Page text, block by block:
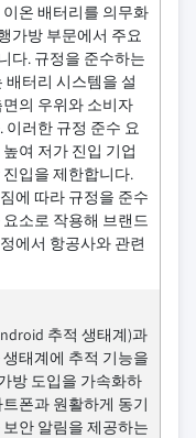
온 배터리를 의무화
가방 부문에서 주요
다. 규정을 준수하는
배터리 시스템을 설
의 우위와 소비자
러한 규정 준수 요
여 저가 진입 기업
입을 제한합니다.
에 따라 규정을 준수
소로 작용해 브랜드
에서 항공사와 관련
추적 생태계)과
태계에 추적 기능을
방 도입을 가속화하
폰과 원활하게 동기
안 알림을 제공하는